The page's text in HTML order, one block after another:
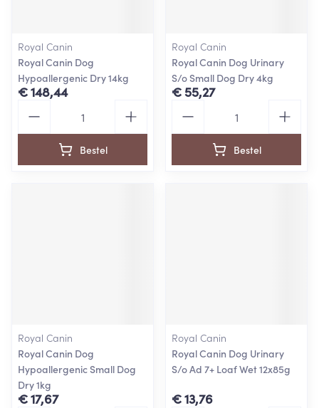
Royal Canin
Royal Canin Dog
Hypoallergenic Dry 14kg
€ 148,44
Bestel
Royal Canin
Royal Canin Dog Urinary
S/o Small Dog Dry 4kg
€ 55,27
Bestel
Royal Canin
Royal Canin Dog
Hypoallergenic Small Dog
Dry 1kg
€ 17,67
Royal Canin
Royal Canin Dog Urinary
S/o Ad 7+ Loaf Wet 12x85g
€ 13,76